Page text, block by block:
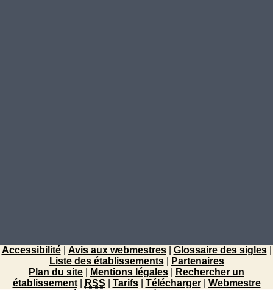
Accessibilité| Avis aux webmestres| Glossaire des sigles|
Liste des établissements|
Partenaires
Plan du site
Mentions légales
Rechercher un
établissement| RSS Tarifs| Télécharger| Webmestre